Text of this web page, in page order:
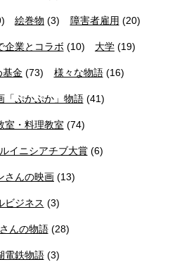
絵巻物 (3) 障害者雇用 (20)
企業とコラボ (10) 大学 (19)
基金 (73) 様々な物語(16)
「ぷかぷか」物語(41)
室・料理教室 (74)
イニシアチブ大賞(6)
さんの映画 (13)
ビジネス (3)
んの物語(28)
電鉄物語(3)